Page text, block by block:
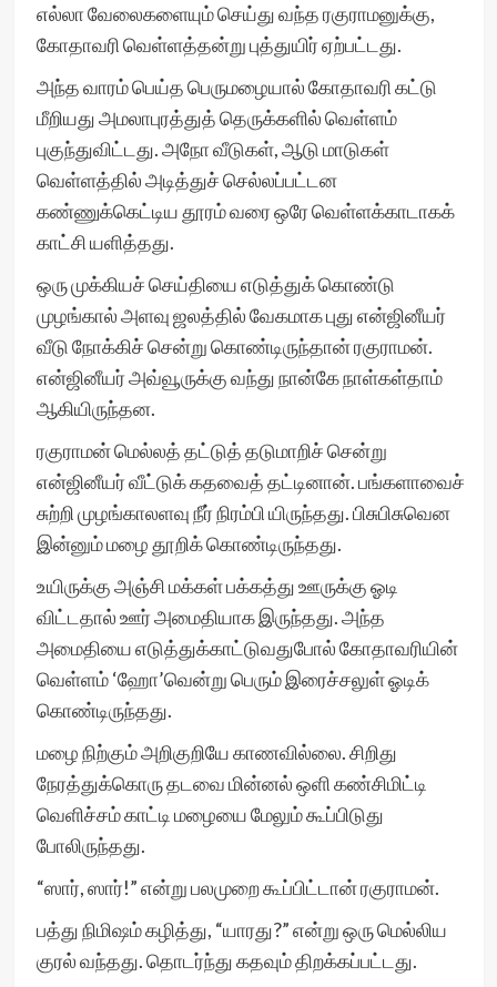
எல்லா வேலைகளையும் செய்து வந்த ரகுராமனுக்கு,
கோதாவரி வெள்ளத்தன்று புத்துயிர் ஏற்பட்டது.
அந்த வாரம் பெய்த பெருமழையால் கோதாவரி கட்டு
மீறியது அமலாபுரத்துத் தெருக்களில் வெள்ளம்
புகுந்துவிட்டது. அநோ வீடுகள், ஆடு மாடுகள்
வெள்ளத்தில் அடித்துச் செல்லப்பட்டன
கண்ணுக்கெட்டிய தூரம் வரை ஒரே வெள்ளக்காடாகக்
காட்சி யளித்தது.
ஒரு முக்கியச் செய்தியை எடுத்துக் கொண்டு
முழங்கால் அளவு ஜலத்தில் வேகமாக புது என்ஜினீயர்
வீடு நோக்கிச் சென்று கொண்டிருந்தான் ரகுராமன்.
என்ஜினீயர் அவ்வூருக்கு வந்து நான்கே நாள்கள்தாம்
ஆகியிருந்தன.
ரகுராமன் மெல்லத் தட்டுத் தடுமாறிச் சென்று
என்ஜினீயர் வீட்டுக் கதவைத் தட்டினான். பங்களாவைச்
சுற்றி முழங்காலளவு நீர் நிரம்பி யிருந்தது. பிசுபிசுவென
இன்னும் மழை தூறிக் கொண்டிருந்தது.
உயிருக்கு அஞ்சி மக்கள் பக்கத்து ஊருக்கு ஓடி
விட்டதால் ஊர் அமைதியாக இருந்தது. அந்த
அமைதியை எடுத்துக்காட்டுவதுபோல் கோதாவரியின்
வெள்ளம் ‘ஹோ’வென்று பெரும் இரைச்சலுள் ஓடிக்
கொண்டிருந்தது.
மழை நிற்கும் அறிகுறியே காணவில்லை. சிறிது
நேரத்துக்கொரு தடவை மின்னல் ஒளி கண்சிமிட்டி
வெளிச்சம் காட்டி மழையை மேலும் கூப்பிடுது
போலிருந்தது.
“ஸார், ஸார்!” என்று பலமுறை கூப்பிட்டான் ரகுராமன்.
பத்து நிமிஷம் கழித்து, “யாரது?” என்று ஒரு மெல்லிய
குரல் வந்தது. தொடர்ந்து கதவும் திறக்கப்பட்டது.